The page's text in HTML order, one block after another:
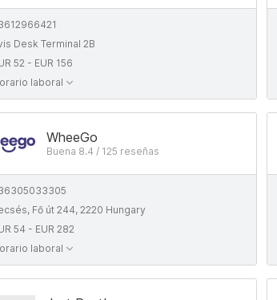
Desk Terminal 2B
52 - EUR 156
laboral
WheeGo
Buena 8.4 / 125 reseñas
Fő út 244, 2220 Hungary
54 - EUR 282
laboral